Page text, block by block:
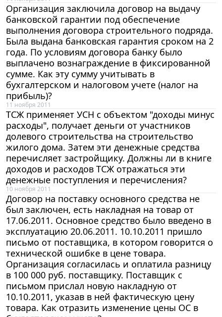
Организация заключила договор на выдачу
банковской гарантии под обеспечение
выполнения договора строительного подряда.
Была выдана банковская гарантия сроком на 2
года. По условиям договора банку было
выплачено вознаграждение в фиксированной
сумме. Как эту сумму учитывать в
бухгалтерском и налоговом учете (налог на
прибыль)?
11 ноября 2011
ТСЖ применяет УСН с объектом "доходы минус
расходы", получает деньги от участников
долевого строительства на строительство
жилого дома. Затем эти денежные средства
перечисляет застройщику. Должны ли в книге
доходов и расходов ТСЖ отражаться эти
денежные поступления и перечисления?
10 ноября 2011
Договор на поставку основного средства не
был заключен, есть накладная на товар от
17.06.2011. Основное средство было введено в
эксплуатацию 20.06.2011. 10.10.2011 пришло
письмо от поставщика, в котором говорится о
технической ошибке в цене товара.
Организация согласилась и оплатила разницу
в 100 000 руб. поставщику. Поставщик с
письмом прислал новую накладную от
10.10.2011, указав в ней фактическую цену
товара. Как отразить изменение цены ОС в